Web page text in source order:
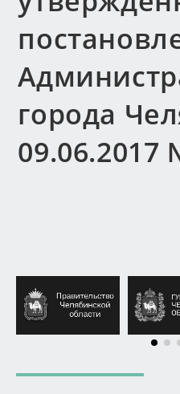
города
09.06.2017